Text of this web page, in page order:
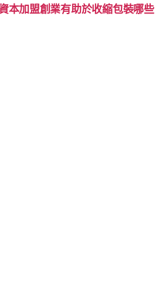
本加盟創業有助於收縮包裝哪些